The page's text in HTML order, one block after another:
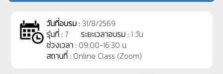
วันที่อบรม : 31/8/2569
รุ่นที่ :7 ระยะเวลาอบรม :1 วัน
ช่วงเวลา : 09:00-16:30 น.
สถานที่ : Online Class (Zoom)